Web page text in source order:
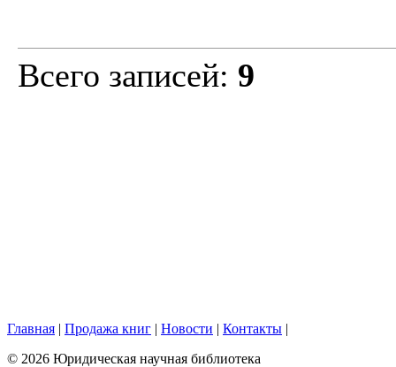
Всего записей: 9
Главная | Продажа книг | Новости | Контакты |
© 2026 Юридическая научная библиотека